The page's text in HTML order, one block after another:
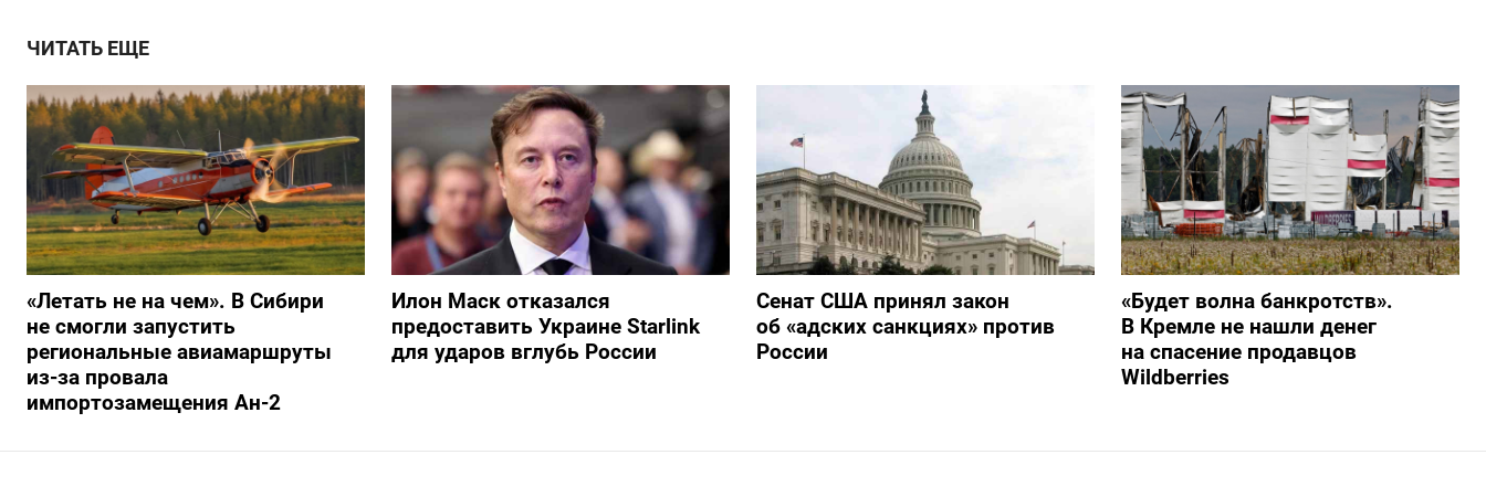
ЧИТАТЬ ЕЩЕ
«Летать не на чем». В Сибири
не смогли запустить
региональные авиамаршруты
из-за провала
импортозамещения Ан-2
Илон Маск отказался
предоставить Украине Starlink
для ударов вглубь России
Сенат США принял закон
об «адских санкциях» против
России
«Будет волна банкротств».
В Кремле не нашли денег
на спасение продавцов
Wildberries